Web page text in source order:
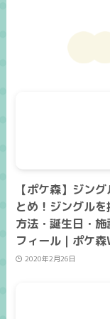
【ポケ森】ジン
とめ！ジングルを
方法・誕生日・施
フィール｜ポケ
2020年2月26日